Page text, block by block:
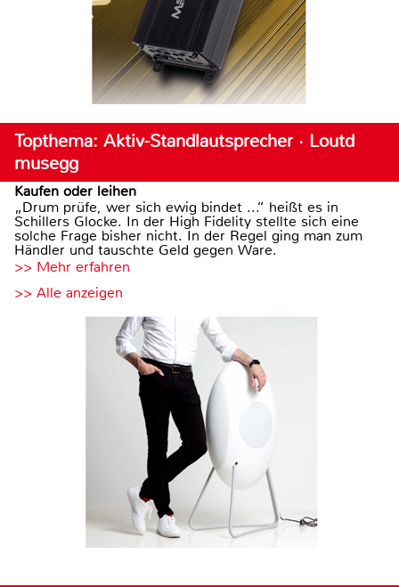
Topthema: Aktiv-Standlautsprecher · Loutd
musegg
Kaufen oder leihen
„Drum prüfe, wer sich ewig bindet ...“ heißt es in
Schillers Glocke. In der High Fidelity stellte sich eine
solche Frage bisher nicht. In der Regel ging man zum
Händler und tauschte Geld gegen Ware.
>> Mehr erfahren
>> Alle anzeigen